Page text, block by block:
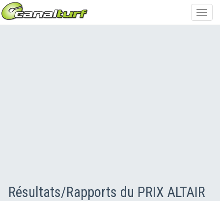
Résultats/Rapports du PRIX ALTAIR